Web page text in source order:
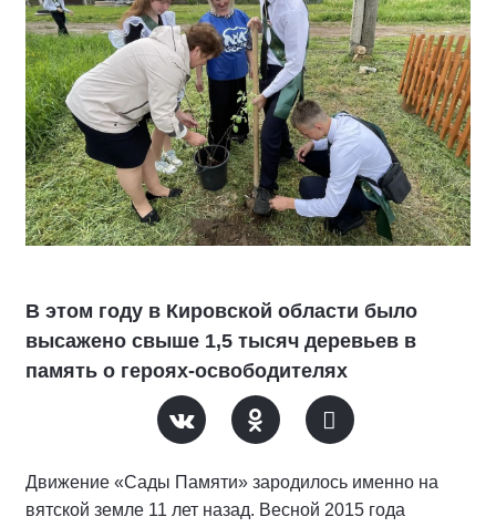
В этом году в Кировской области было
высажено свыше 1,5 тысяч деревьев в
память о героях-освободителях
Движение «Сады Памяти» зародилось именно на
вятской земле 11 лет назад. Весной 2015 года